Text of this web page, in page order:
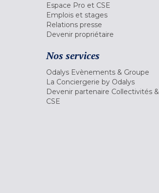
Espace Pro et CSE
Emplois et stages
Relations presse
Devenir propriétaire
Nos services
Odalys Evènements & Groupe
La Conciergerie by Odalys
Devenir partenaire Collectivités &
CSE